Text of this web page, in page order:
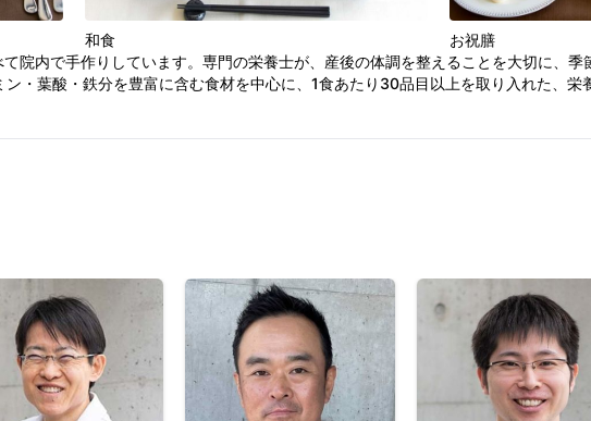
和食
お祝膳
院内で手作りしています。専門の栄養士が、産後の体調を整えることを大切に、
・葉酸・鉄分を豊富に含む食材を中心に、1食あたり30品目以上を取り入れた、